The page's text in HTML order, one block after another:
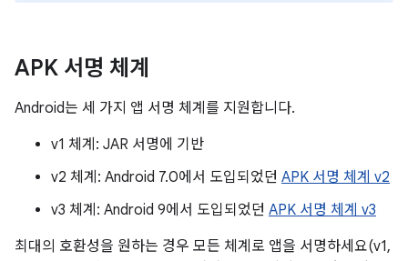
APK 서명 체계
Android는 세 가지 앱 서명 체계를 지원합니다.
v1 체계: JAR 서명에 기반
v2 체계: Android 7.0에서 도입되었던 APK 서명 체계 v2
v3 체계: Android 9에서 도입되었던 APK 서명 체계 v3
최대의 호환성을 원하는 경우 모든 체계로 앱을 서명하세요(v1,